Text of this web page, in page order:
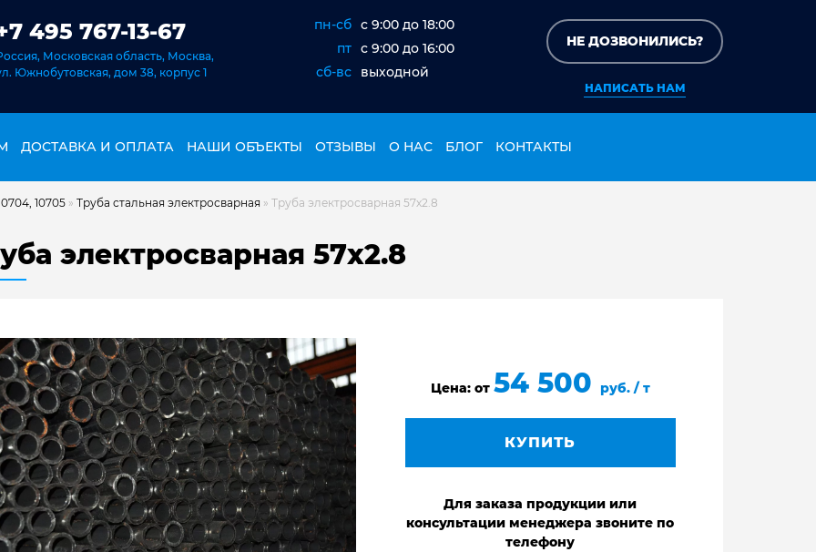
495 767-13-67
Московская область, Москва,
Южнобутовская, дом 38, корпус 1
пн-сб c 9:00 до 18:00
пт c 9:00 до 16:00
сб-вс
выходной
НЕ ДОЗВОНИЛИСЬ?
НАПИСАТЬ НАМ
ДОСТАВКА И ОПЛАТА НАШИ ОБЪЕКТЫ ОТЗЫВЫ О НАС БЛОГ КОНТАКТЫ
10705 » Труба стальная электросварная » Труба электросварная 57х2.8
электросварная 57х2.8
Цена: от 54 500 руб. / т
КУПИТЬ
Для заказа продукции или
консультации менеджера звоните по
телефону